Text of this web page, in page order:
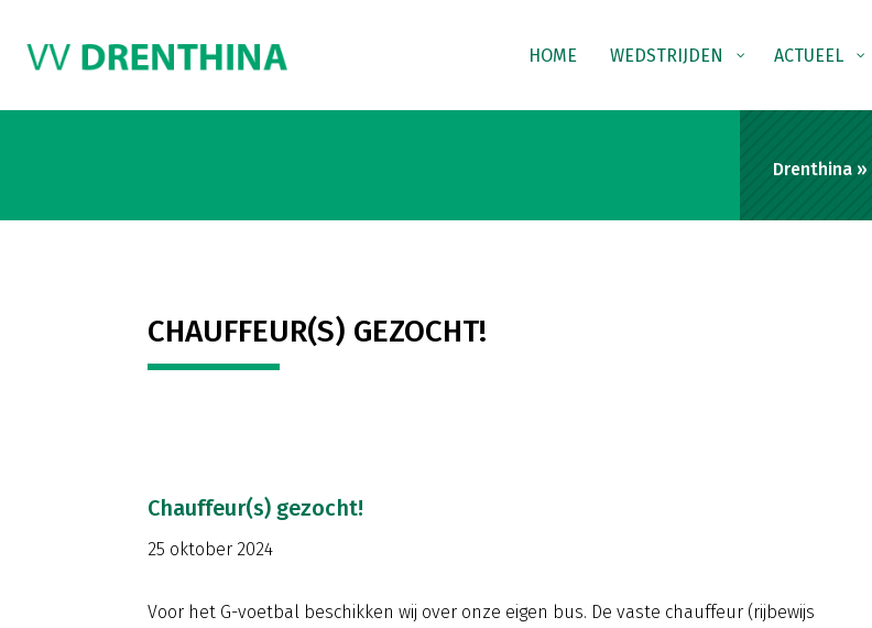
HOME WEDSTRIJDEN ACTUEEL
Drenthina »
CHAUFFEUR(S) GEZOCHT!
Chauffeur(s) gezocht!
25 oktober 2024
Voor het G-voetbal beschikken wij over onze eigen bus. De vaste chauffeur (rijbewijs